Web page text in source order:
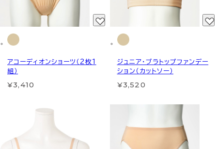
アコーディオンショーツ（2枚1
組）
¥3,410
ジュニア・ブラトップファンデー
ション（カットソー）
¥3,520